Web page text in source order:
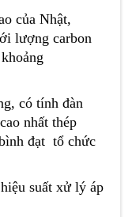
của Nhật,
lượng carbon
có tính đàn
nhất thép
đạt tổ chức
suất xử lý áp